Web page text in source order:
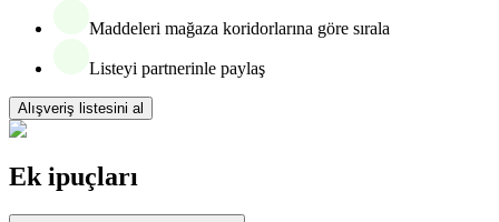
Maddeleri mağaza koridorlarına göre sırala
Listeyi partnerinle paylaş
Alışveriş listesini al
Ek ipuçları